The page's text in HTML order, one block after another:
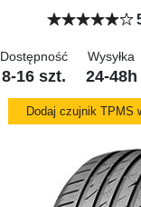
Dostępność
8-16 szt.
Wysyłka
24-48h
Dodaj czujnik TPMS